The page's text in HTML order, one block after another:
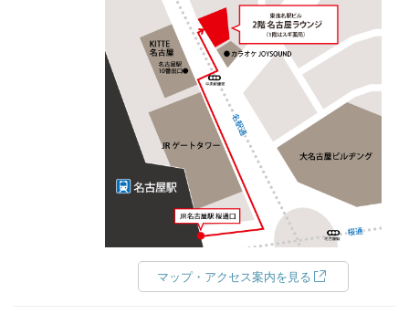
マップ・アクセス案内を見る